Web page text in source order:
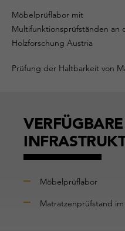
Möbelprüflabor mit
Multifunktionsprüfständen an
Holzforschung Austria
Prüfung der Haltbarkeit von
VERFÜGBARE
Möbelprüflabor
Matratzenprüfstand